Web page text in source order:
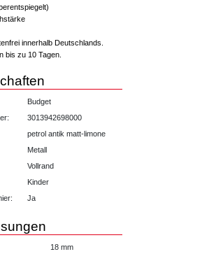
innerhalb Deutschlands.
bis zu 10 Tagen.
Budget
3013942698000
petrol antik matt-limone
Metall
Vollrand
Kinder
Ja
18 mm